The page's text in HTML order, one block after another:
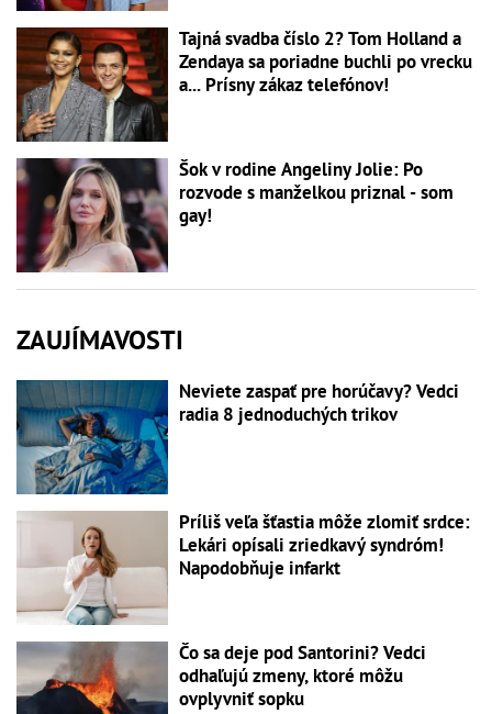
Tajná svadba číslo 2? Tom Holland a
Zendaya sa poriadne buchli po vrecku
a... Prísny zákaz telefónov!
Šok v rodine Angeliny Jolie: Po
rozvode s manželkou priznal - som
gay!
ZAUJÍMAVOSTI
Neviete zaspať pre horúčavy? Vedci
radia 8 jednoduchých trikov
Príliš veľa šťastia môže zlomiť srdce:
Lekári opísali zriedkavý syndróm!
Napodobňuje infarkt
Čo sa deje pod Santorini? Vedci
odhaľujú zmeny, ktoré môžu
ovplyvniť sopku